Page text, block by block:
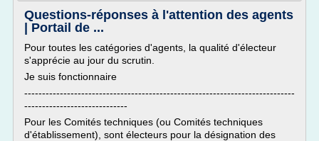
Questions-réponses à l'attention des agents
| Portail de ...
Pour toutes les catégories d'agents, la qualité d'électeur
s'apprécie au jour du scrutin.
Je suis fonctionnaire
----------------------------------------------------------------------------
-----------------------------
Pour les Comités techniques (ou Comités techniques
d'établissement), sont électeurs pour la désignation des